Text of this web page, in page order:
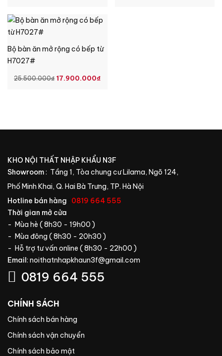
36.450.000₫.
LÀ:
Bộ bàn ăn mở rộng có bếp từ
H7027#
25.500.000₫ GIÁ
17.900.000₫GIÁ
KHO NỘI THẤT NHẬP KHẨU N3F
Showroom: Tầng 1, Tòa chung cư Lilama, Ngõ 124,
Phố Minh Khai, Q. Hai Bà Trưng, TP. Hà Nội
Hotline bán hàng
0819 664 555
Thời gian mở cửa
- Mùa hè ( 8h30 - 19h00 )
- Mùa đông ( 8h30 - 20h30 )
- Hỗ trợ tư vấn online ( 8h30 - 22h00 )
Email: noithatnhapkhaun3f@gmail.com
0819 664 555
CHÍNH SÁCH
Chính sách bán hàng
Chính sách vận chuyển
Chính sách bảo mật